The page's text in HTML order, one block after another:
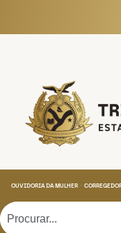
OUVIDORIA DA MULHER